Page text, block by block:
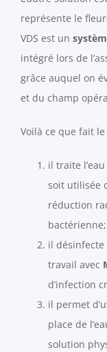
représente le
VDS est un
intégré lors de
grâce auquel on
et du champ
Voilà ce que fait
il traite
soit utilisée
réduction
bactérienne;
il désinfecte
travail avec
d’infection
il permet
place de
solution